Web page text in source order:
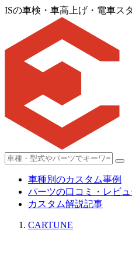
ISの車検・車高上げ・電車ス
車種別のカスタム事例
パーツの口コミ・レビュ
カスタム解説記事
CARTUNE